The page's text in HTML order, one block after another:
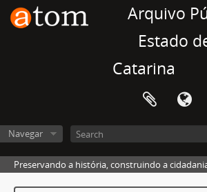
Arquivo
Estado
Catarina
Navegar
Preservando a história, construindo a